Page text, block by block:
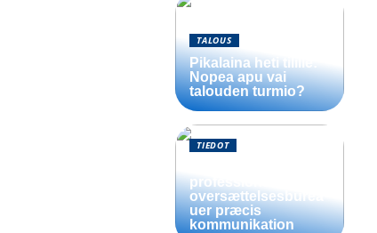
TALOUS
Pikalaina heti tilille:
Nopea apu vai
talouden turmio?
TIEDOT
professionelle
oversættelsesburea
uer præcis
kommunikation